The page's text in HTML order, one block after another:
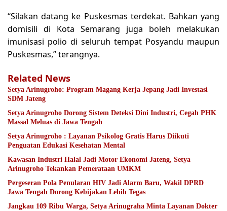
“Silakan datang ke Puskesmas terdekat. Bahkan yang
domisili di Kota Semarang juga boleh melakukan
imunisasi polio di seluruh tempat Posyandu maupun
Puskesmas,” terangnya.
Related News
Setya Arinugroho: Program Magang Kerja Jepang Jadi Investasi
SDM Jateng
Setya Arinugroho Dorong Sistem Deteksi Dini Industri, Cegah PHK
Massal Meluas di Jawa Tengah
Setya Arinugroho : Layanan Psikolog Gratis Harus Diikuti
Penguatan Edukasi Kesehatan Mental
Kawasan Industri Halal Jadi Motor Ekonomi Jateng, Setya
Arinugroho Tekankan Pemerataan UMKM
Pergeseran Pola Penularan HIV Jadi Alarm Baru, Wakil DPRD
Jawa Tengah Dorong Kebijakan Lebih Tegas
Jangkau 109 Ribu Warga, Setya Arinugraha Minta Layanan Dokter